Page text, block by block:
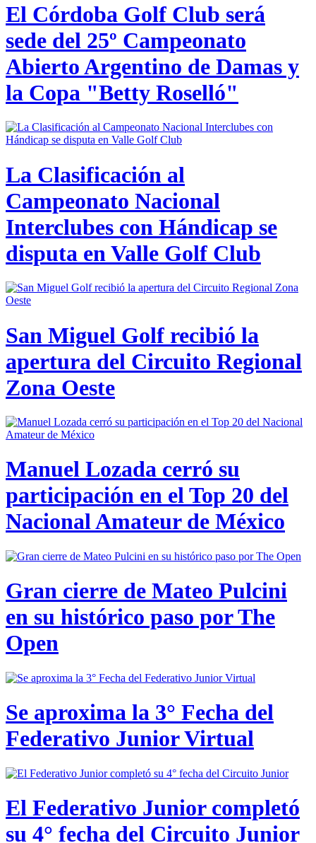
El Córdoba Golf Club será
sede del 25º Campeonato
Abierto Argentino de Damas y
la Copa "Betty Roselló"
La Clasificación al
Campeonato Nacional
Interclubes con Hándicap se
disputa en Valle Golf Club
San Miguel Golf recibió la
apertura del Circuito Regional
Zona Oeste
Manuel Lozada cerró su
participación en el Top 20 del
Nacional Amateur de México
Gran cierre de Mateo Pulcini
en su histórico paso por The
Open
Se aproxima la 3° Fecha del
Federativo Junior Virtual
El Federativo Junior completó
su 4° fecha del Circuito Junior